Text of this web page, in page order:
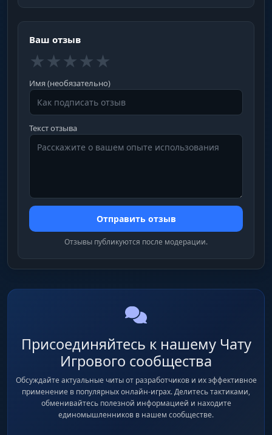
Ваш отзыв
★★★★★
Имя (необязательно)
Текст отзыва
Отправить отзыв
Отзывы публикуются после модерации.
Присоединяйтесь к нашему Чату
Игрового сообщества
Обсуждайте актуальные читы от разработчиков и их эффективное
применение в популярных онлайн-играх. Делитесь тактиками,
обменивайтесь полезной информацией и находите
единомышленников в нашем сообществе.